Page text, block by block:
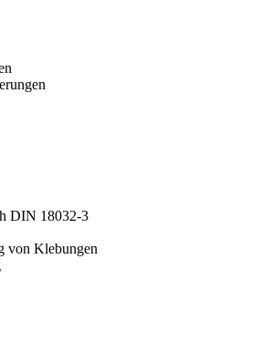
DIN 18032-3
von Klebungen